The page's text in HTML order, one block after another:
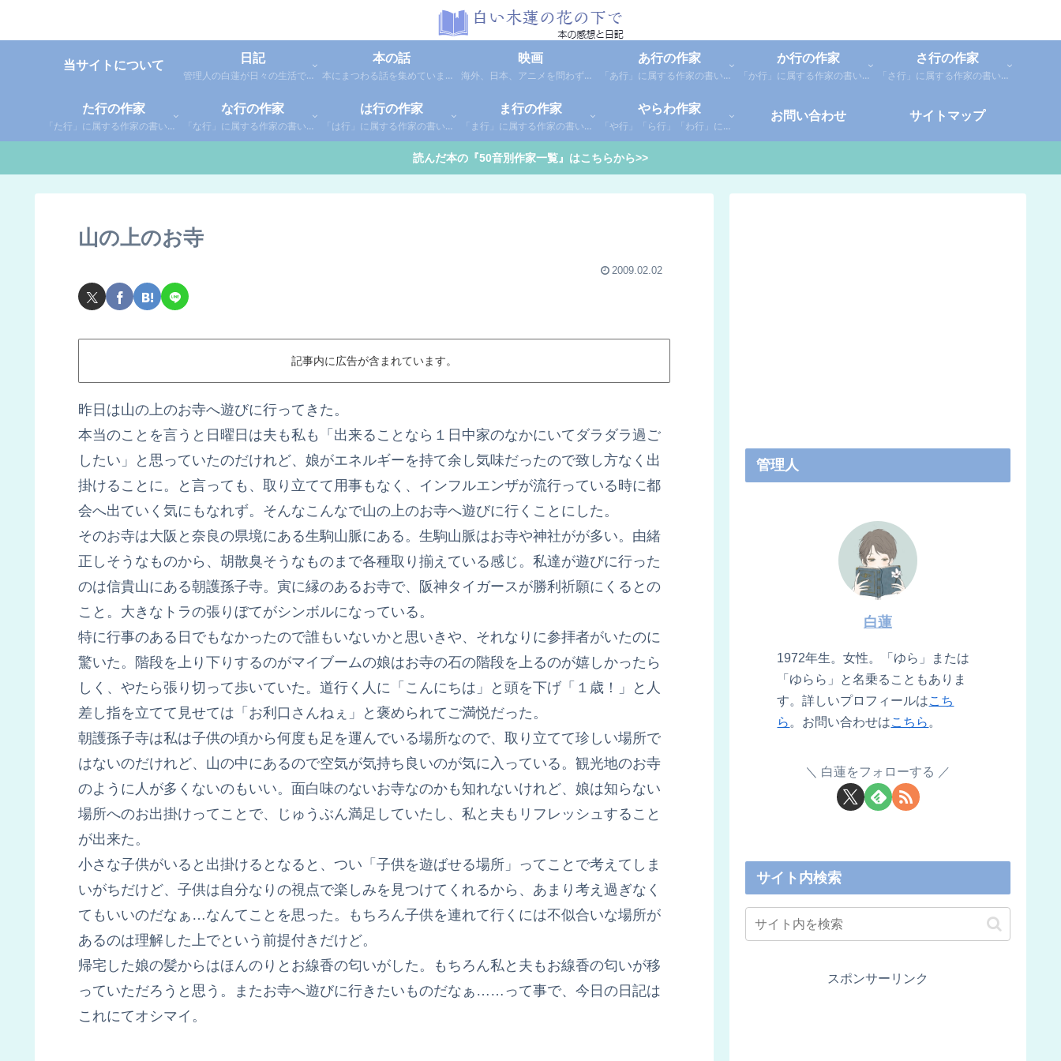
当サイトについて
日記
管理人の白蓮が日々の生活で感じた事や考えた事を綴った個人的な日記です。
本の話
本にまつわる話を集めています。1年間に読んだ本の総括や、本に関する話題など。
映画
海外、日本、アニメを問わず映画の感想（レビュー）を綴っています。
あ行の作家
「あ行」に属する作家の書いた本の感想です。「あ」「い」「う」「え」「お」に分類しているので、お好きな作家の作品を探してみてください。
か行の作家
「か行」に属する作家の書いた本の感想です。さらに「か」「き」「く」「け」「こ」に分類していあります。お好きな作家の作品を探してみてください。
さ行の作家
「さ行」に属する作家の書いた本の感想です。さらに「さ」「し」「す」「せ」「そ」に分類していあります。お好きな作家の作品を探してみてください。
た行の作家
「た行」に属する作家の書いた本の感想です。さらに「た」「ち」「つ」「て」「と」に分類していあります。お好きな作家の作品を探してみてください。
な行の作家
「な行」に属する作家の書いた本の感想です。さらに「な」「に」「ぬ」「ね」「の」に分類していあります。お好きな作家の作品を探してみてください。
は行の作家
「は行」に属する作家の書いた本の感想です。さらに「は」「ひ」「ふ」「へ」「ほ」に分類していあります。お好きな作家の作品を探してみてください。
ま行の作家
「ま行」に属する作家の書いた本の感想です。さらに「ま」「み」「む」「め」「も」に分類していあります。お好きな作家の作品を探してみてください。
やらわ作家
「や行」「ら行」「わ行」に属する作家の書いた本の感想です。さらに「や」「ゆ」「よ」「り」「れ」「わ」に分類していあります。お好きな作家の作品を探してみてください。
お問い合わせ サイトマップ
読んだ本の『50音別作家一覧』はこちらから>>
山の上のお寺
2009.02.02
記事内に広告が含まれています。
昨日は山の上のお寺へ遊びに行ってきた。
本当のことを言うと日曜日は夫も私も「出来ることなら１日中家のなかにいてダラダラ過ご
したい」と思っていたのだけれど、娘がエネルギーを持て余し気味だったので致し方なく出
掛けることに。と言っても、取り立てて用事もなく、インフルエンザが流行っている時に都
会へ出ていく気にもなれず。そんなこんなで山の上のお寺へ遊びに行くことにした。
そのお寺は大阪と奈良の県境にある生駒山脈にある。生駒山脈はお寺や神社がが多い。由緒
正しそうなものから、胡散臭そうなものまで各種取り揃えている感じ。私達が遊びに行った
のは信貴山にある朝護孫子寺。寅に縁のあるお寺で、阪神タイガースが勝利祈願にくるとの
こと。大きなトラの張りぼてがシンボルになっている。
特に行事のある日でもなかったので誰もいないかと思いきや、それなりに参拝者がいたのに
驚いた。階段を上り下りするのがマイブームの娘はお寺の石の階段を上るのが嬉しかったら
しく、やたら張り切って歩いていた。道行く人に「こんにちは」と頭を下げ「１歳！」と人
差し指を立てて見せては「お利口さんねぇ」と褒められてご満悦だった。
朝護孫子寺は私は子供の頃から何度も足を運んでいる場所なので、取り立てて珍しい場所で
はないのだけれど、山の中にあるので空気が気持ち良いのが気に入っている。観光地のお寺
のように人が多くないのもいい。面白味のないお寺なのかも知れないけれど、娘は知らない
場所へのお出掛けってことで、じゅうぶん満足していたし、私と夫もリフレッシュすること
が出来た。
小さな子供がいると出掛けるとなると、つい「子供を遊ばせる場所」ってことで考えてしま
いがちだけど、子供は自分なりの視点で楽しみを見つけてくれるから、あまり考え過ぎなく
てもいいのだなぁ…なんてことを思った。もちろん子供を連れて行くには不似合いな場所が
あるのは理解した上でという前提付きだけど。
帰宅した娘の髪からはほんのりとお線香の匂いがした。もちろん私と夫もお線香の匂いが移
っていただろうと思う。またお寺へ遊びに行きたいものだなぁ……って事で、今日の日記は
これにてオシマイ。
管理人
白蓮
1972年生。女性。「ゆら」または
「ゆらら」と名乗ることもありま
す。詳しいプロフィールはこち
ら 。お問い合わせはこちら 。
白蓮をフォローする
サイト内検索
スポンサーリンク